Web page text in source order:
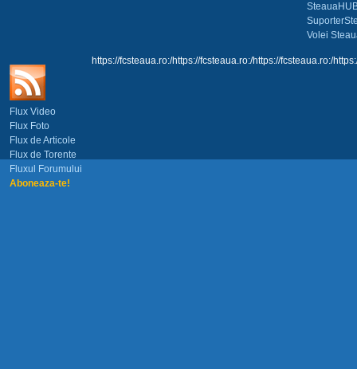
Volei
https://fcsteaua.ro:/https://fcsteaua.ro:/https://fcsteaua.ro:/
Flux Video
Flux Foto
Flux de Articole
Flux de Torente
Fluxul Forumului
Aboneaza-te!